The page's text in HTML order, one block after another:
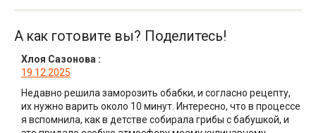
А как готовите вы? Поделитесь!
Хлоя Сазонова :
19.12.2025
Недавно решила заморозить обабки, и согласно рецепту,
их нужно варить около 10 минут. Интересно, что в процессе
я вспомнила, как в детстве собирала грибы с бабушкой, и